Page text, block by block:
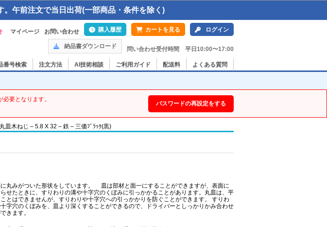
午前注文で当日出荷(一部商品・条件を除く)
マイページ お問い合わせ 購入履歴 カートを見る ログイン
納品書ダウンロード 問い合わせ受付時間 平日10:00〜17:00
番号検索 注文方法 AI技術相談 ご利用ガイド 配送料 よくある質問
要となります。
パスワードの再設定をする
丸皿木ねじ – 5.8 X 32 – 鉄 – 三価ﾌﾞﾗｯｸ(黒)
に丸みがついた形状をしています。 皿は部材と面一にすることができますが、表面に
せたときに、すりわりの溝や十字穴のくぼみに引っかかることがあります。丸皿は、平
とはできませんが、すりわりや十字穴への引っかかりを防ぐことができます。 すりわ
字穴のくぼみを、皿より深くすることができるので、ドライバーとしっかりかみ合わせ
きます。